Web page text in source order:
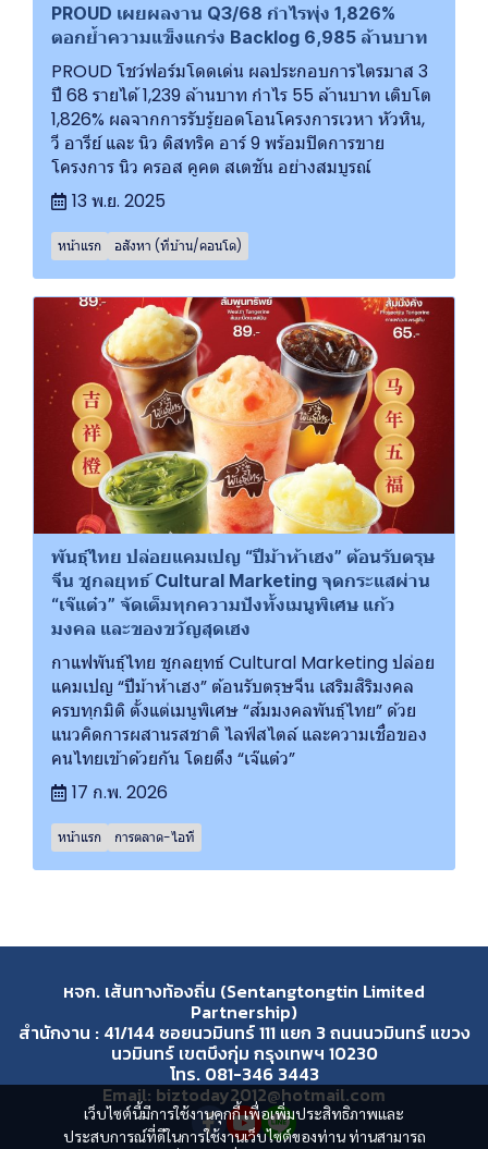
PROUD เผยผลงาน Q3/68 กำไรพุ่ง 1,826%
ตอกย้ำความแข็งแกร่ง Backlog 6,985 ล้านบาท
PROUD โชว์ฟอร์มโดดเด่น ผลประกอบการไตรมาส 3
ปี 68 รายได้ 1,239 ล้านบาท กำไร 55 ล้านบาท เติบโต
1,826% ผลจากการรับรู้ยอดโอนโครงการเวหา หัวหิน,
วี อารีย์ และ นิว ดิสทริค อาร์ 9 พร้อมปิดการขาย
โครงการ นิว ครอส คูคต สเตชัน อย่างสมบูรณ์
13 พ.ย. 2025
หน้าแรก อสังหา (ที่บ้าน/คอนโด)
พันธุ์ไทย ปล่อยแคมเปญ “ปีม้าห้าเฮง” ต้อนรับตรุษ
จีน ชูกลยุทธ์ Cultural Marketing จุดกระแสผ่าน
“เจ๊แต๋ว” จัดเต็มทุกความปังทั้งเมนูพิเศษ แก้ว
มงคล และของขวัญสุดเฮง
กาแฟพันธุ์ไทย ชูกลยุทธ์ Cultural Marketing ปล่อย
แคมเปญ “ปีม้าห้าเฮง” ต้อนรับตรุษจีน เสริมสิริมงคล
ครบทุกมิติ ตั้งแต่เมนูพิเศษ “ส้มมงคลพันธุ์ไทย” ด้วย
แนวคิดการผสานรสชาติ ไลฟ์สไตล์ และความเชื่อของ
คนไทยเข้าด้วยกัน โดยดึง “เจ๊แต๋ว”
17 ก.พ. 2026
หน้าแรก การตลาด-ไอที
เว็บไซต์นี้มีการใช้งานคุกกี้ เพื่อเพิ่มประสิทธิภาพและ
ประสบการณ์ที่ดีในการใช้งานเว็บไซต์ของท่าน ท่านสามารถ
หจก. เส้นทางท้องถิ่น (Sentangtongtin Limited
Partnership)
สำนักงาน : 41/144 ซอยนวมินทร์ 111 แยก 3 ถนนนวมินทร์ แขวง
นวมินทร์ เขตบึงกุ่ม กรุงเทพฯ 10230
โทร. 081-346 3443
Email: biztoday2012@hotmail.com